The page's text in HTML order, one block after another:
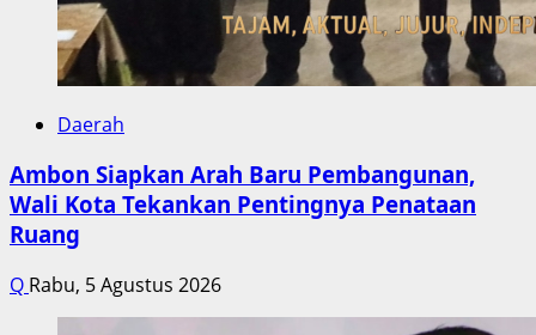
Daerah
Ambon Siapkan Arah Baru Pembangunan,
Wali Kota Tekankan Pentingnya Penataan
Ruang
Q Rabu, 5 Agustus 2026